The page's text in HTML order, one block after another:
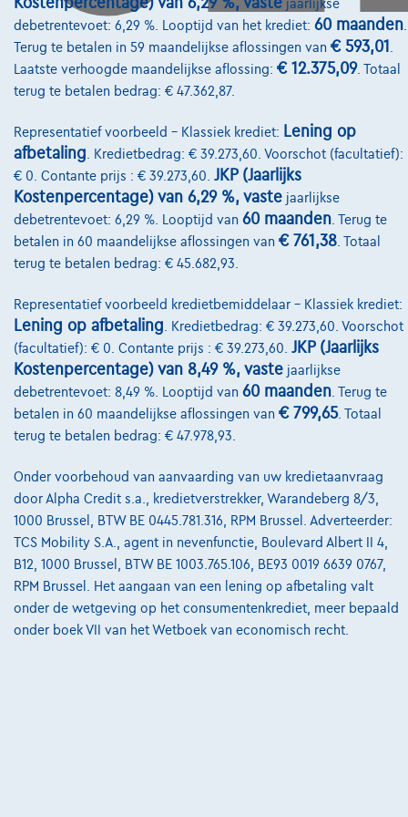
jaarlijkse
debetrentevoet: 6,29 %. Looptijd van het krediet: 60 maanden
Terug te betalen in 59 maandelijkse aflossingen van € 593,01
Laatste verhoogde maandelijkse aflossing: € 12.375,09. Totaal
terug te betalen bedrag: € 47.362,87.
Representatief voorbeeld – Klassiek krediet: Lening op
afbetaling . Kredietbedrag: € 39.273,60. Voorschot (facultatief):
€ 0. Contante prijs : € 39.273,60. JKP (Jaarlijks
Kostenpercentage) van 6,29 %, vaste jaarlijkse
debetrentevoet: 6,29 %. Looptijd van 60 maanden . Terug te
betalen in 60 maandelijkse aflossingen van € 761,38 . Totaal
terug te betalen bedrag: € 45.682,93.
Representatief voorbeeld kredietbemiddelaar – Klassiek krediet:
Lening op afbetaling . Kredietbedrag: € 39.273,60. Voorschot
(facultatief): € 0. Contante prijs : € 39.273,60. JKP (Jaarlijks
Kostenpercentage) van 8,49 %, vaste jaarlijkse
debetrentevoet: 8,49 %. Looptijd van 60 maanden . Terug te
betalen in 60 maandelijkse aflossingen van € 799,65. Totaal
terug te betalen bedrag: € 47.978,93.
Onder voorbehoud van aanvaarding van uw kredietaanvraag
door Alpha Credit s.a., kredietverstrekker, Warandeberg 8/3,
1000 Brussel, BTW BE 0445.781.316, RPM Brussel. Adverteerder:
TCS Mobility S.A., agent in nevenfunctie, Boulevard Albert II 4,
B12, 1000 Brussel, BTW BE 1003.765.106, BE93 0019 6639 0767,
RPM Brussel. Het aangaan van een lening op afbetaling valt
onder de wetgeving op het consumentenkrediet, meer bepaald
onder boek VII van het Wetboek van economisch recht.
Pechverhelping verzekering
Financiering
Autoverzekering
Lease en persoonlijke lease
Over Ons
Word klant
Wie zijn we
Kwaliteitscharter
Onze dealers
Onze partners
Contact
@2024 TCS Mobility SA/NV Copyright
Algemene Voorwaarden
Bijstandsvoorwaarden
Privacyverklaring